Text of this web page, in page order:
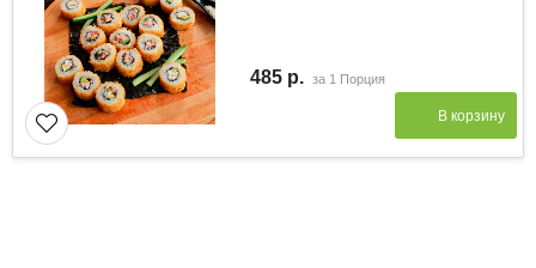
485 р. за 1 Порция
В корзину